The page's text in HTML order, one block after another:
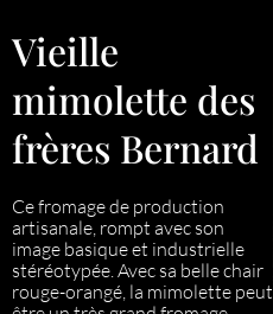
Vieille
mimolette des
frères Bernard
Ce fromage de production
artisanale, rompt avec son
image basique et industrielle
stéréotypée. Avec sa belle chair
rouge-orangé, la mimolette peut